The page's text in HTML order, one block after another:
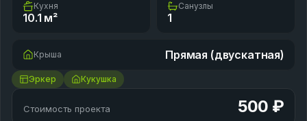
Кухня
10.1 м²
Санузлы
1
Крыша Прямая (двускатная)
Эркер Кукушка
Стоимость проекта 500 ₽